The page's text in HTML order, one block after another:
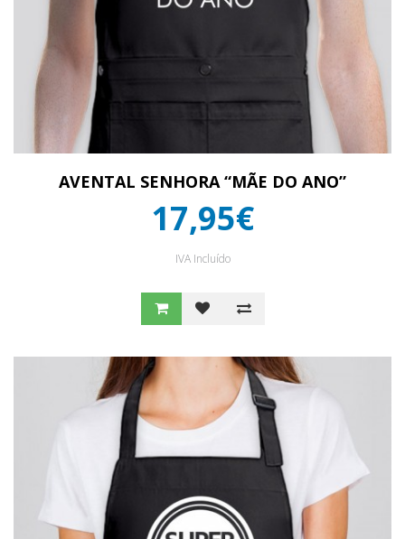
AVENTAL SENHORA “MÃE DO ANO”
17,95€
IVA Incluído